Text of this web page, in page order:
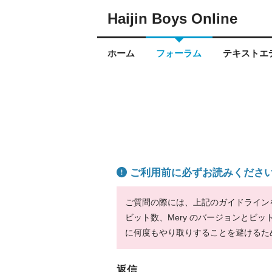
Haijin Boys Online
ホーム フォーラム テキストエ
ご利用前に必ずお読みくださ
ご質問の際には、上記のガイドライ
ビット数、Mery のバージョンとビッ
に何度もやり取りすることを避ける